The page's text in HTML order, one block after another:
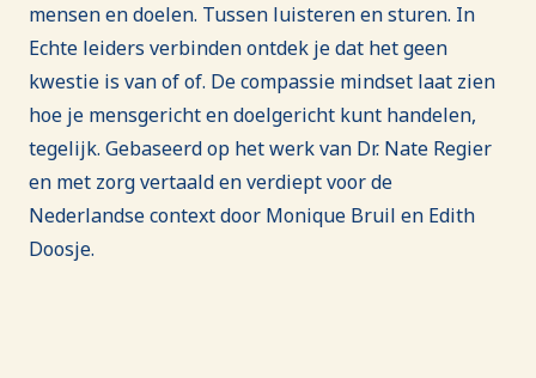
mensen en doelen. Tussen luisteren en sturen. In
Echte leiders verbinden ontdek je dat het geen
kwestie is van of of. De compassie mindset laat zien
hoe je mensgericht en doelgericht kunt handelen,
tegelijk. Gebaseerd op het werk van Dr. Nate Regier
en met zorg vertaald en verdiept voor de
Nederlandse context door Monique Bruil en Edith
Doosje.